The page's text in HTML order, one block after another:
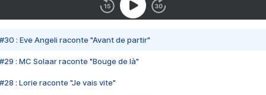
#30 : Eve Angeli raconte "Avant de partir"
#29 : MC Solaar raconte "Bouge de là"
#28 : Lorie raconte "Je vais vite"